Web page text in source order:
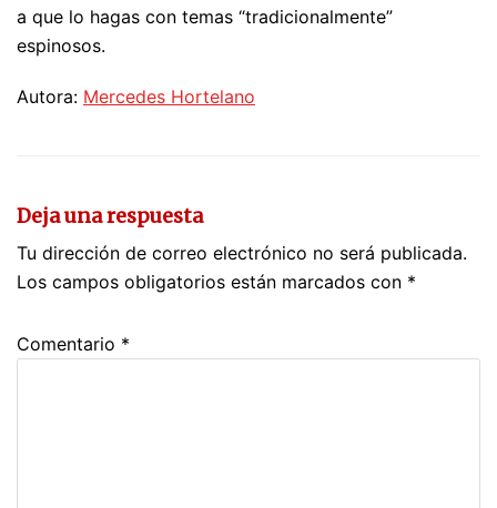
a que lo hagas con temas “tradicionalmente”
espinosos.
Autora: Mercedes Hortelano
Deja una respuesta
Tu dirección de correo electrónico no será publicada.
Los campos obligatorios están marcados con *
Comentario *